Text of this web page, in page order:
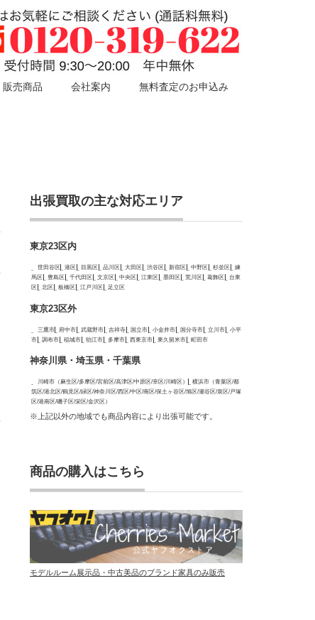
販売商品 会社案内 無料査定のお申込み
出張買取の主な対応エリア
東京23区内
世田谷区 港区 目黒区 品川区 大田区 渋谷区 新宿区 中野区 杉並区
練
馬区
豊島区 千代田区 文京区 中央区 江東区 墨田区 荒川区 葛飾区
台東
区
北区 板橋区 江戸川区 足立区
東京23区外
三鷹市 府中市 武蔵野市 吉祥寺 国立市 小金井市 国分寺市 立川市
小平
市
調布市 稲城市 狛江市 多摩市 西東京市 東久留米市 町田市
神奈川県・埼玉県・千葉県
川崎市（麻生区/多摩区/宮前区/高津区/中原区/幸区/川崎区）
横浜市（青葉区/都
筑区/港北区/鶴見区/緑区/神奈川区/西区/中区/南区/保土ヶ谷区/旭区/瀬谷区/泉区/戸塚
区/港南区/磯子区/栄区/金沢区）
※上記以外の地域でも商品内容により出張可能です。
商品の購入はこちら
モデルルーム展示品・中古美品のブランド家具のみ販売